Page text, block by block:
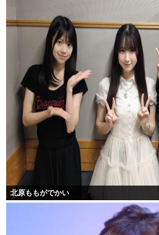
北原ももがでかい